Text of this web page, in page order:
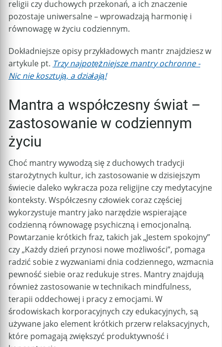
religii czy duchowych przekonań, a ich znaczenie
pozostaje uniwersalne – wprowadzają harmonię i
równowagę w życiu codziennym.
Dokładniejsze opisy przykładowych mantr znajdziesz w
artykule pt. Trzy najpotężniejsze mantry ochronne -
Nic nie kosztują, a działają!
Mantra a współczesny świat –
zastosowanie w codziennym
życiu
Choć mantry wywodzą się z duchowych tradycji
starożytnych kultur, ich zastosowanie w dzisiejszym
świecie daleko wykracza poza religijne czy medytacyjne
konteksty. Współczesny człowiek coraz częściej
wykorzystuje mantry jako narzędzie wspierające
codzienną równowagę psychiczną i emocjonalną.
Powtarzanie krótkich fraz, takich jak „Jestem spokojny”
czy „Każdy dzień przynosi nowe możliwości”, pomaga
radzić sobie z wyzwaniami dnia codziennego, wzmacnia
pewność siebie oraz redukuje stres. Mantry znajdują
również zastosowanie w technikach mindfulness,
terapii oddechowej i pracy z emocjami. W
środowiskach korporacyjnych czy edukacyjnych, są
używane jako element krótkich przerw relaksacyjnych,
które pomagają zwiększyć produktywność i